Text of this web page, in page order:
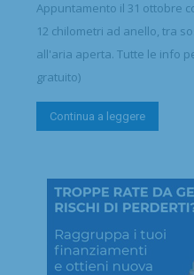
Appuntamento il 31 ottobre
12 chilometri ad anello, tra
all'aria aperta. Tutte le info
gratuito)
Continua a leggere